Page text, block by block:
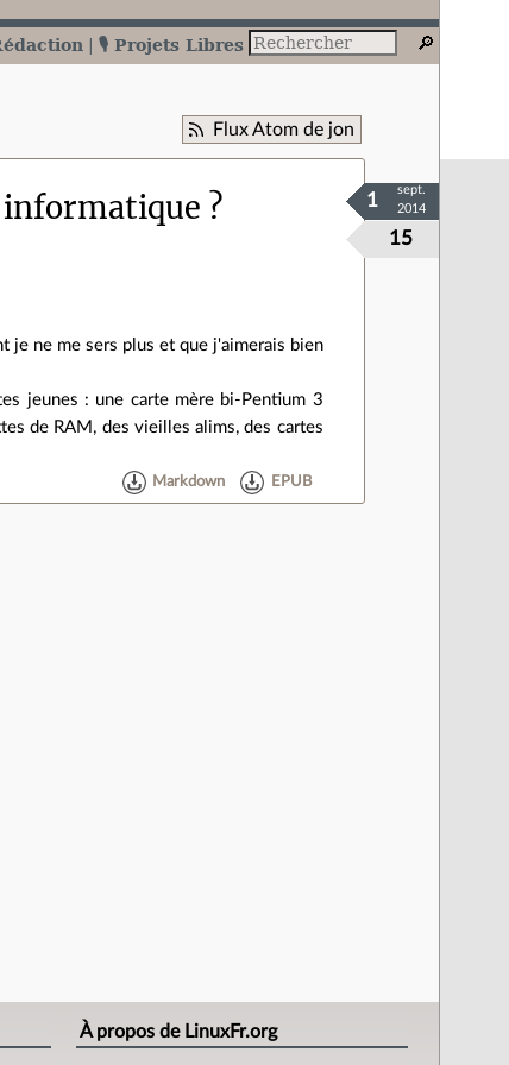
🎙️ Projets Libres
Flux Atom de jon
?
15
1
sept.
2014
je ne me sers plus et que j'aimerais bien
jeunes : une carte mère bi-Pentium 3
de RAM, des vieilles alims, des cartes
Markdown EPUB
À propos de LinuxFr.org